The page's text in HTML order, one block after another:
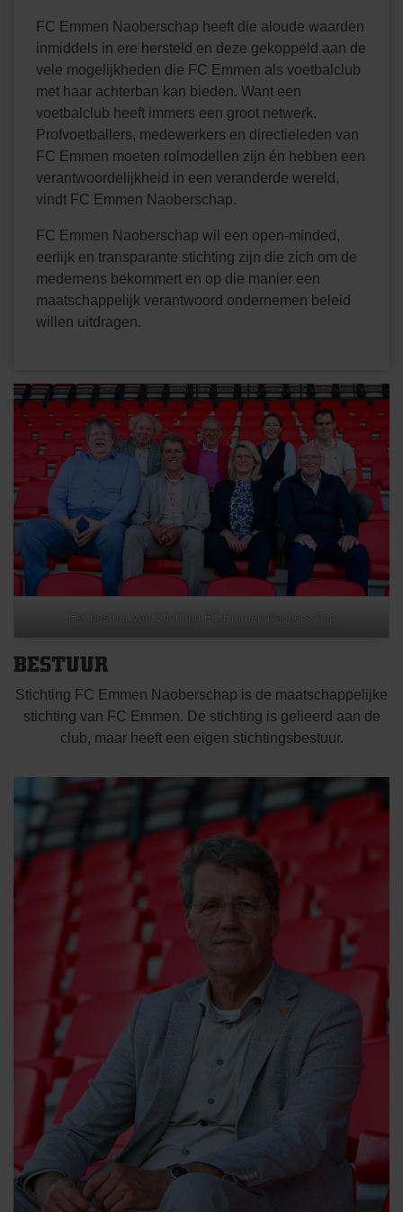
FC Emmen Naoberschap heeft die aloude waarden
inmiddels in ere hersteld en deze gekoppeld aan de
vele mogelijkheden die FC Emmen als voetbalclub
met haar achterban kan bieden. Want een
voetbalclub heeft immers een groot netwerk.
Profvoetballers, medewerkers en directieleden van
FC Emmen moeten rolmodellen zijn én hebben een
verantwoordelijkheid in een veranderde wereld,
vindt FC Emmen Naoberschap.
FC Emmen Naoberschap wil een open-minded,
eerlijk en transparante stichting zijn die zich om de
medemens bekommert en op die manier een
maatschappelijk verantwoord ondernemen beleid
willen uitdragen.
Het bestuur van Stichting FC Emmen Naoberschap
BESTUUR
Stichting FC Emmen Naoberschap is de maatschappelijke
stichting van FC Emmen. De stichting is gelieerd aan de
club, maar heeft een eigen stichtingsbestuur.